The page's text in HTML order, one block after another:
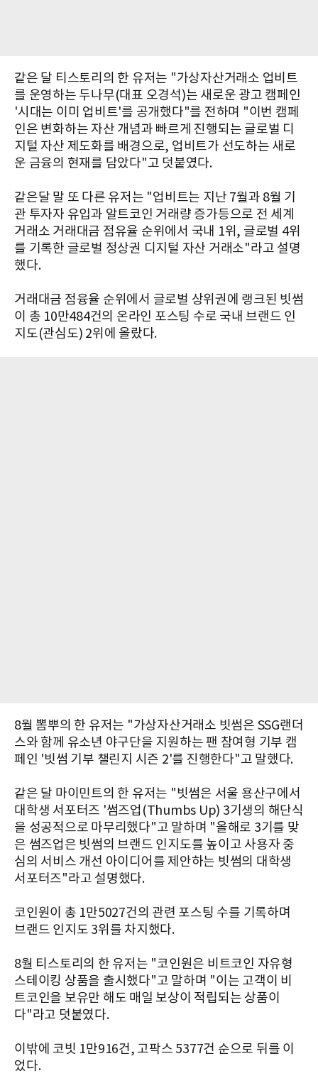
같은 달 티스토리의 한 유저는 "가상자산거래소 업비트
를 운영하는 두나무(대표 오경석)는 새로운 광고 캠페인
'시대는 이미 업비트'를 공개했다"를 전하며 "이번 캠페
인은 변화하는 자산 개념과 빠르게 진행되는 글로벌 디
지털 자산 제도화를 배경으로, 업비트가 선도하는 새로
운 금융의 현재를 담았다"고 덧붙였다.
같은달 말 또 다른 유저는 "업비트는 지난 7월과 8월 기
관 투자자 유입과 알트코인 거래량 증가등으로 전 세계
거래소 거래대금 점유율 순위에서 국내 1위, 글로벌 4위
를 기록한 글로벌 정상권 디지털 자산 거래소"라고 설명
했다.
거래대금 점융율 순위에서 글로벌 상위권에 랭크된 빗썸
이 총 10만484건의 온라인 포스팅 수로 국내 브랜드 인
지도(관심도) 2위에 올랐다.
8월 뽐뿌의 한 유저는 "가상자산거래소 빗썸은 SSG랜더
스와 함께 유소년 야구단을 지원하는 팬 참여형 기부 캠
페인 '빗썸 기부 챌린지 시즌 2'를 진행한다"고 말했다.
같은 달 마이민트의 한 유저는 "빗썸은 서울 용산구에서
대학생 서포터즈 '썸즈업(Thumbs Up) 3기생의 해단식
을 성공적으로 마무리했다"고 말하며 "올해로 3기를 맞
은 썸즈업은 빗썸의 브랜드 인지도를 높이고 사용자 중
심의 서비스 개선 아이디어를 제안하는 빗썸의 대학생
서포터즈"라고 설명했다.
코인원이 총 1만5027건의 관련 포스팅 수를 기록하며
브랜드 인지도 3위를 차지했다.
8월 티스토리의 한 유저는 "코인원은 비트코인 자유형
스테이킹 상품을 출시했다"고 말하며 "이는 고객이 비
트코인을 보유만 해도 매일 보상이 적립되는 상품이
다"라고 덧붙였다.
이밖에 코빗 1만916건, 고팍스 5377건 순으로 뒤를 이
었다.